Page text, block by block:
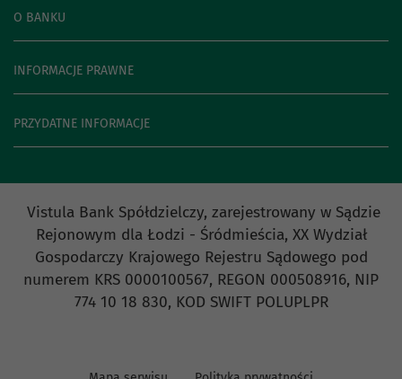
O BANKU
INFORMACJE PRAWNE
PRZYDATNE INFORMACJE
Vistula Bank Spółdzielczy, zarejestrowany w Sądzie
Rejonowym dla Łodzi - Śródmieścia, XX Wydział
Gospodarczy Krajowego Rejestru Sądowego pod
numerem KRS 0000100567, REGON 000508916, NIP
774 10 18 830, KOD SWIFT POLUPLPR